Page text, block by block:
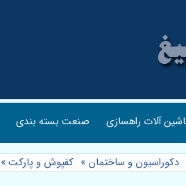
آلات راهسازی صنعت بسته بندی
دکوراسیون و ساختمان » کفپوش و پارکت»